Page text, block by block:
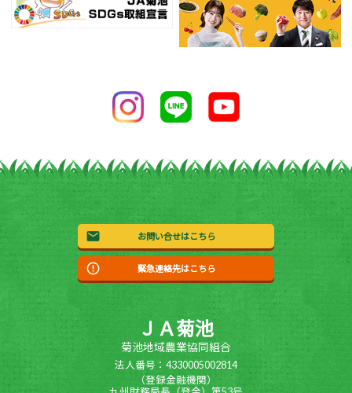
お問い合せはこちら
緊急連絡先はこちら
ＪＡ菊池
菊池地域農業協同組合
法人番号：4330005002814
（登録金融機関）